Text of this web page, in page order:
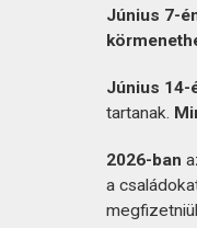
Június 7-
Június 14-
tartanak.
2026-ban
a